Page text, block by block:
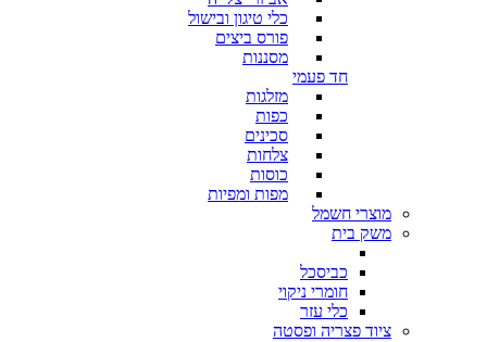
כלי טיגון ובישול
פורס ביצים
מסננות
חד פעמי
מזלגות
כפות
סכינים
צלחות
כוסות
מפות ומפיות
מוצרי חשמל
משק בית
כביסכל
חומרי ניקוי
כלי עזר
ציוד פצריה ופסטה